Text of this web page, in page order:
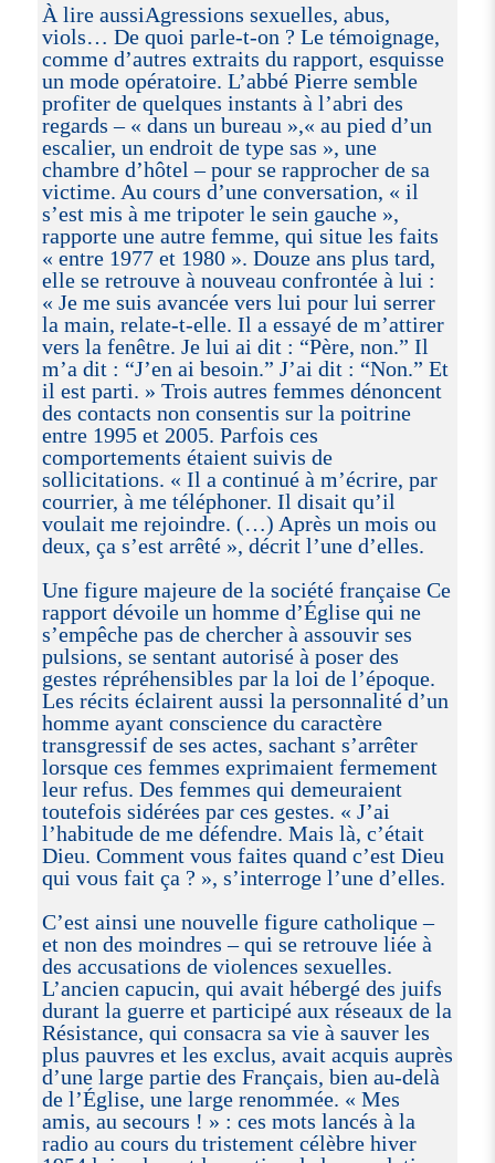
À lire aussiAgressions sexuelles, abus,
viols… De quoi parle-t-on ? Le témoignage,
comme d’autres extraits du rapport, esquisse
un mode opératoire. L’abbé Pierre semble
profiter de quelques instants à l’abri des
regards – « dans un bureau »,« au pied d’un
escalier, un endroit de type sas », une
chambre d’hôtel – pour se rapprocher de sa
victime. Au cours d’une conversation, « il
s’est mis à me tripoter le sein gauche »,
rapporte une autre femme, qui situe les faits
« entre 1977 et 1980 ». Douze ans plus tard,
elle se retrouve à nouveau confrontée à lui :
« Je me suis avancée vers lui pour lui serrer
la main, relate-t-elle. Il a essayé de m’attirer
vers la fenêtre. Je lui ai dit : “Père, non.” Il
m’a dit : “J’en ai besoin.” J’ai dit : “Non.” Et
il est parti. » Trois autres femmes dénoncent
des contacts non consentis sur la poitrine
entre 1995 et 2005. Parfois ces
comportements étaient suivis de
sollicitations. « Il a continué à m’écrire, par
courrier, à me téléphoner. Il disait qu’il
voulait me rejoindre. (…) Après un mois ou
deux, ça s’est arrêté », décrit l’une d’elles.
Une figure majeure de la société française Ce
rapport dévoile un homme d’Église qui ne
s’empêche pas de chercher à assouvir ses
pulsions, se sentant autorisé à poser des
gestes répréhensibles par la loi de l’époque.
Les récits éclairent aussi la personnalité d’un
homme ayant conscience du caractère
transgressif de ses actes, sachant s’arrêter
lorsque ces femmes exprimaient fermement
leur refus. Des femmes qui demeuraient
toutefois sidérées par ces gestes. « J’ai
l’habitude de me défendre. Mais là, c’était
Dieu. Comment vous faites quand c’est Dieu
qui vous fait ça ? », s’interroge l’une d’elles.
C’est ainsi une nouvelle figure catholique –
et non des moindres – qui se retrouve liée à
des accusations de violences sexuelles.
L’ancien capucin, qui avait hébergé des juifs
durant la guerre et participé aux réseaux de la
Résistance, qui consacra sa vie à sauver les
plus pauvres et les exclus, avait acquis auprès
d’une large partie des Français, bien au-delà
de l’Église, une large renommée. « Mes
amis, au secours ! » : ces mots lancés à la
radio au cours du tristement célèbre hiver